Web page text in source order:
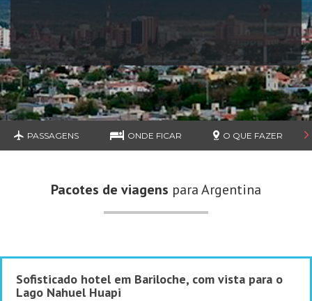
PASSAGENS ONDE FICAR O QUE FAZER
Pacotes de viagens para Argentina
Sofisticado hotel em Bariloche, com vista para o
Lago Nahuel Huapi